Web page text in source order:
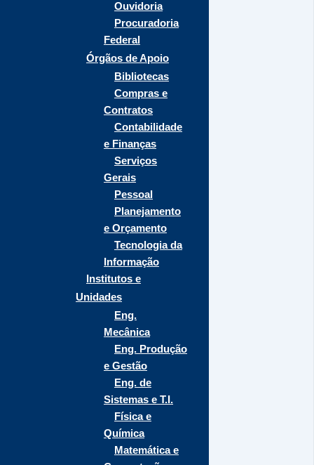
Ouvidoria
Procuradoria
Federal
Órgãos de Apoio
Bibliotecas
Compras e
Contratos
Contabilidade
e Finanças
Serviços
Gerais
Pessoal
Planejamento
e Orçamento
Tecnologia da
Informação
Institutos e
Unidades
Eng.
Mecânica
Eng. Produção
e Gestão
Eng. de
Sistemas e T.I.
Física e
Química
Matemática e